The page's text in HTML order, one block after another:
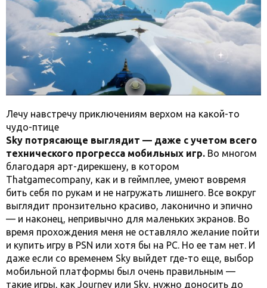
Лечу навстречу приключениям верхом на какой-то
чудо-птице
Sky потрясающе выглядит — даже с учетом всего
технического прогресса мобильных игр. Во многом
благодаря арт-дирекшену, в котором
Thatgamecompany, как и в геймплее, умеют вовремя
бить себя по рукам и не нагружать лишнего. Все вокруг
выглядит пронзительно красиво, лаконично и эпично
— и наконец, непривычно для маленьких экранов. Во
время прохождения меня не оставляло желание пойти
и купить игру в PSN или хотя бы на PC. Но ее там нет. И
даже если со временем Sky выйдет где-то еще, выбор
мобильной платформы был очень правильным —
такие игры, как Journey или Sky, нужно доносить до